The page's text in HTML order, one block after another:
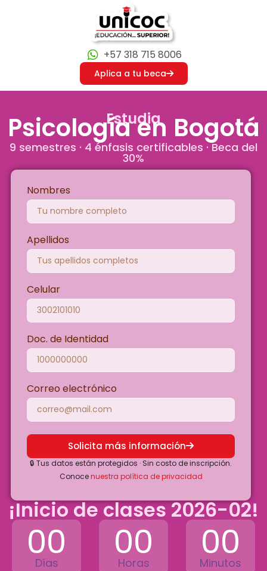
+57 318 715 8006
Aplica a tu beca
Estudia
Psicología en Bogotá
9 semestres · 4 énfasis certificables · Beca del
30%
Nombres
Apellidos
Celular
Doc. de Identidad
Correo electrónico
Solicita más información
🔒 Tus datos están protegidos · Sin costo de inscripción.
Conocenuestra política de privacidad
¡Inicio de clases 2026-02!
00
Días 00
Horas 00
Minutos